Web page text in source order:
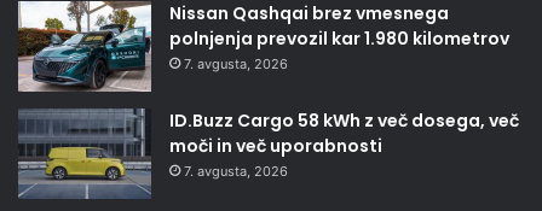
Nissan Qashqai brez vmesnega
polnjenja prevozil kar 1.980 kilometrov
7. avgusta, 2026
ID.Buzz Cargo 58 kWh z več dosega, več
moči in več uporabnosti
7. avgusta, 2026